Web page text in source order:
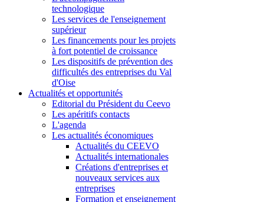
technologique
Les services de l'enseignement
supérieur
Les financements pour les projets
à fort potentiel de croissance
Les dispositifs de prévention des
difficultés des entreprises du Val
d'Oise
Actualités et opportunités
Editorial du Président du Ceevo
Les apéritifs contacts
L'agenda
Les actualités économiques
Actualités du CEEVO
Actualités internationales
Créations d'entreprises et
nouveaux services aux
entreprises
Formation et enseignement